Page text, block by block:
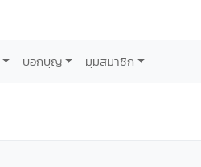
บอกบุญ มุมสมาชิก